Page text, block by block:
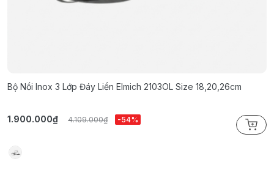
Bộ Nồi Inox 3 Lớp Đáy Liền Elmich 2103OL Size 18,20,26cm
1.900.000₫ 4.109.000₫ -54%